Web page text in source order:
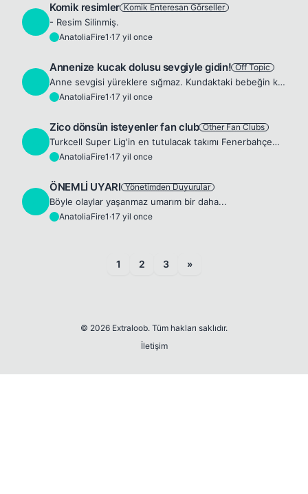
Komik resimler Komik Enteresan Görseller
- Resim Silinmiş.
AnatoliaFire1 ·17 yil once
Annenize kucak dolusu sevgiyle gidin! Off Topic
Anne sevgisi yüreklere sığmaz. Kundaktaki bebeğin kokusuyla hissettiği anne şefkatinden hiçbir evlat mahrum kalmaya dayanamaz. Mayıs ayının ikinci pazarı yine geldi çattı. Sevginin, fedakârlığın ve s...
AnatoliaFire1 ·17 yil once
Zico dönsün isteyenler fan club Other Fan Clubs
Turkcell Super Lig'in en tutulacak takımı Fenerbahçemizin Aragones gibi bi belanın elinden kurtulması için böyle bir fan club açtık. Aragones'in yerine muhteşem antrenör Zico 'nun dönmesini isteyenle...
AnatoliaFire1 ·17 yil once
ÖNEMLİ UYARI Yönetimden Duyurular
Böyle olaylar yaşanmaz umarım bir daha...
AnatoliaFire1 ·17 yil once
1 2 3 »
© 2026 Extraloob. Tüm hakları saklıdır.
İletişim